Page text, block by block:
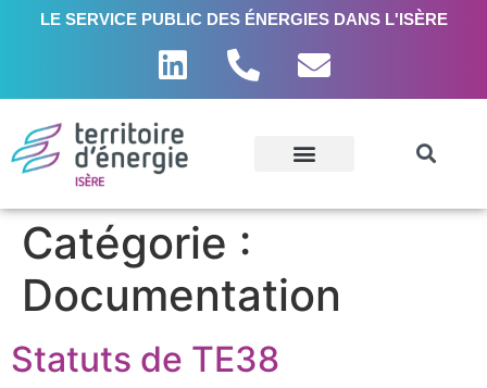
LE SERVICE PUBLIC DES ÉNERGIES DANS L'ISÈRE
Catégorie :
Documentation
Statuts de TE38